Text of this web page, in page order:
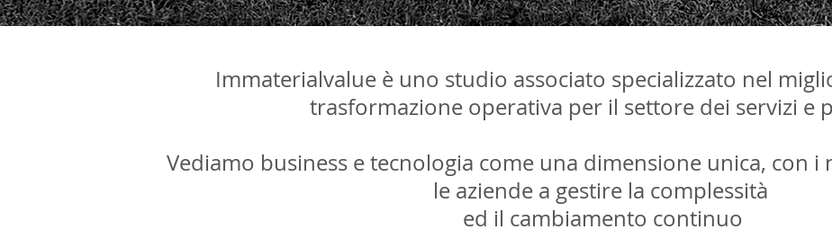
Immaterialvalue è uno studio associato specializzato nel
trasformazione operativa per il settore dei servizi e
Vediamo business e tecnologia come una dimensione unica, con i
le aziende a gestire la complessità
ed il cambiamento continuo